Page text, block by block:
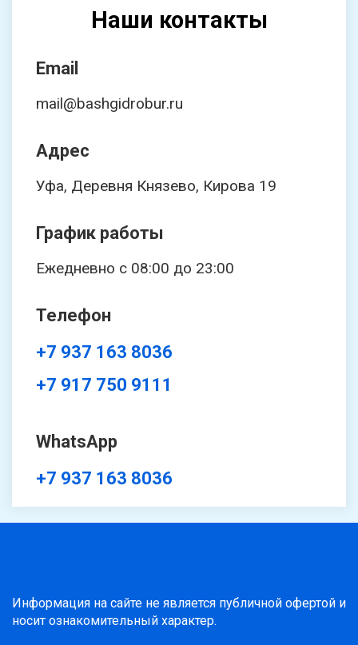
Наши контакты
Email
mail@bashgidrobur.ru
Адрес
Уфа, Деревня Князево, Кирова 19
График работы
Ежедневно с 08:00 до 23:00
Телефон
+7 937 163 8036
+7 917 750 9111
WhatsApp
+7 937 163 8036
Информация на сайте не является публичной офертой и
носит ознакомительный характер.